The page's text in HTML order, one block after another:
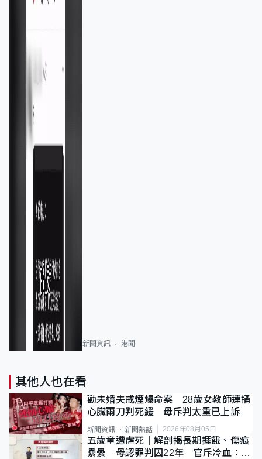
新聞資訊 港聞
其他人也在看
勸未婚夫戒煙爆命案 28歲女教師連捅
心臟兩刀判死緩 母斥判太重已上訴
新聞資訊 新聞熱話 2026年08月05日
五歲童遭虐死｜解剖揭長期捱餓、傷痕
纍纍 母認罪判囚22年 官斥冷血：同